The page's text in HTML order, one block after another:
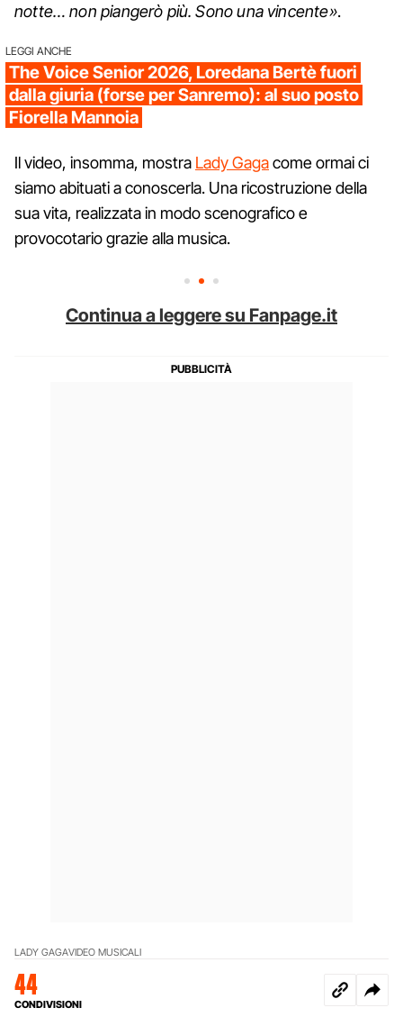
notte… non piangerò più. Sono una vincente».
LEGGI ANCHE
The Voice Senior 2026, Loredana Bertè fuori
dalla giuria (forse per Sanremo): al suo posto
Fiorella Mannoia
Il video, insomma, mostra Lady Gagacome ormai ci
siamo abituati a conoscerla. Una ricostruzione della
sua vita, realizzata in modo scenografico e
provocotario grazie alla musica.
Continua a leggere su Fanpage.it
LADY GAGAVIDEO MUSICALI
44
CONDIVISIONI